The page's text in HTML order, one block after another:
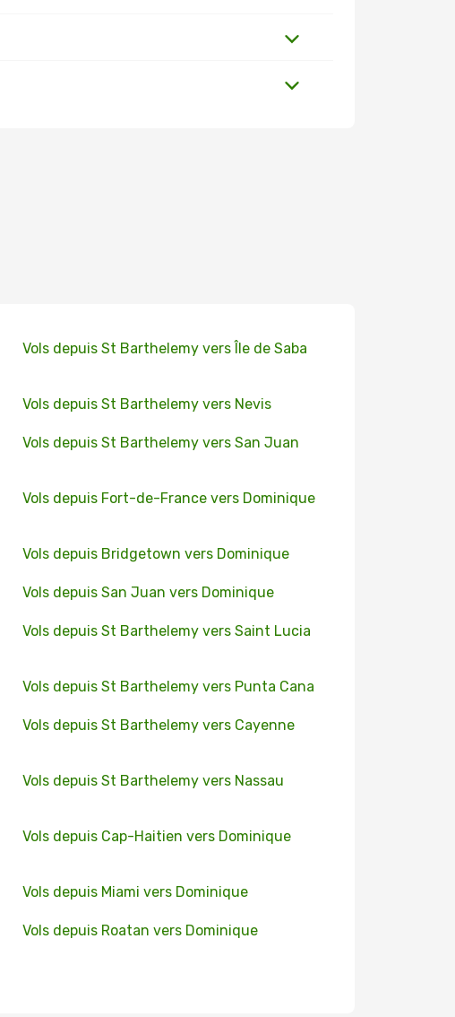
Vols depuis St Barthelemy vers Île de Saba
Vols depuis St Barthelemy vers Nevis
Vols depuis St Barthelemy vers San Juan
Vols depuis Fort-de-France vers Dominique
Vols depuis Bridgetown vers Dominique
Vols depuis San Juan vers Dominique
Vols depuis St Barthelemy vers Saint Lucia
Vols depuis St Barthelemy vers Punta Cana
Vols depuis St Barthelemy vers Cayenne
Vols depuis St Barthelemy vers Nassau
Vols depuis Cap-Haitien vers Dominique
Vols depuis Miami vers Dominique
Vols depuis Roatan vers Dominique